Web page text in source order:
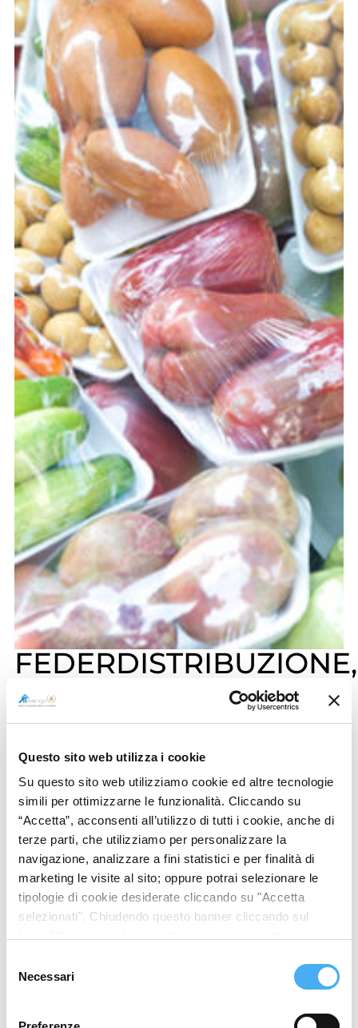
Questo sito web utilizza i cookie
Su questo sito web utilizziamo cookie ed altre tecnologie
simili per ottimizzarne le funzionalità. Cliccando su
“Accetta”, acconsenti all’utilizzo di tutti i cookie, anche di
terze parti, che utilizziamo per personalizzare la
navigazione, analizzare a fini statistici e per finalità di
marketing le visite al sito; oppure potrai selezionare le
tipologie di cookie desiderate cliccando su "Accetta
selezionati". Chiudendo questo banner cliccando sul
modificare le tue preferenze in ogni momento mediante il
link “Impostazione dei cookie” a fine pagina. Per ulteriori
Cookie
delNecessari
FEDERDISTRIBUZIONE,
SALE L’ALLARME PER
IL REGOLAMENTO UE
SUGLI IMBALLAGGI
Riutilizzo e over packaging. Questi i
termini chiave del prossimo
regolamento Ue che disciplinerà uso,
reimpiego e riciclo di contenitori e
imballaggi. La Commissione europea
lavora per la riduzione dei volumi
degli imballaggi e secondo il testo
verrà formalmente rilasciato come